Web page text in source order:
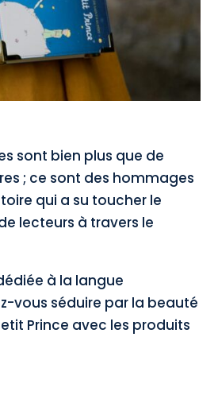
sont bien plus que de
; ce sont des hommages
qui a su toucher le
lecteurs à travers le
à la langue
vous séduire par la beauté
Prince avec les produits